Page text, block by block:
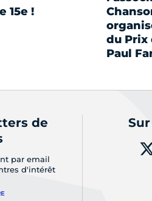
15e !
du Prix
Paul
de
par email
d'intérêt